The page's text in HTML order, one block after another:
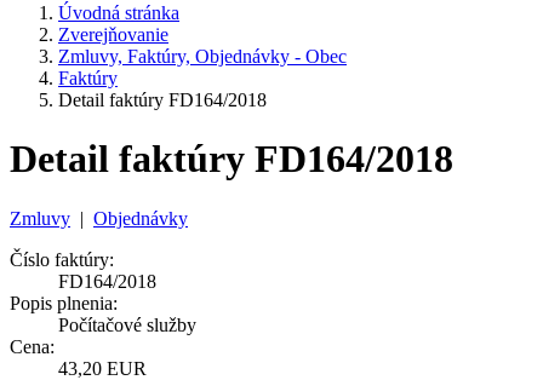
Úvodná stránka
Zverejňovanie
Zmluvy, Faktúry, Objednávky - Obec
Faktúry
Detail faktúry FD164/2018
Detail faktúry FD164/2018
Zmluvy | Objednávky
Číslo faktúry:
FD164/2018
Popis plnenia:
Počítačové služby
Cena:
43,20 EUR